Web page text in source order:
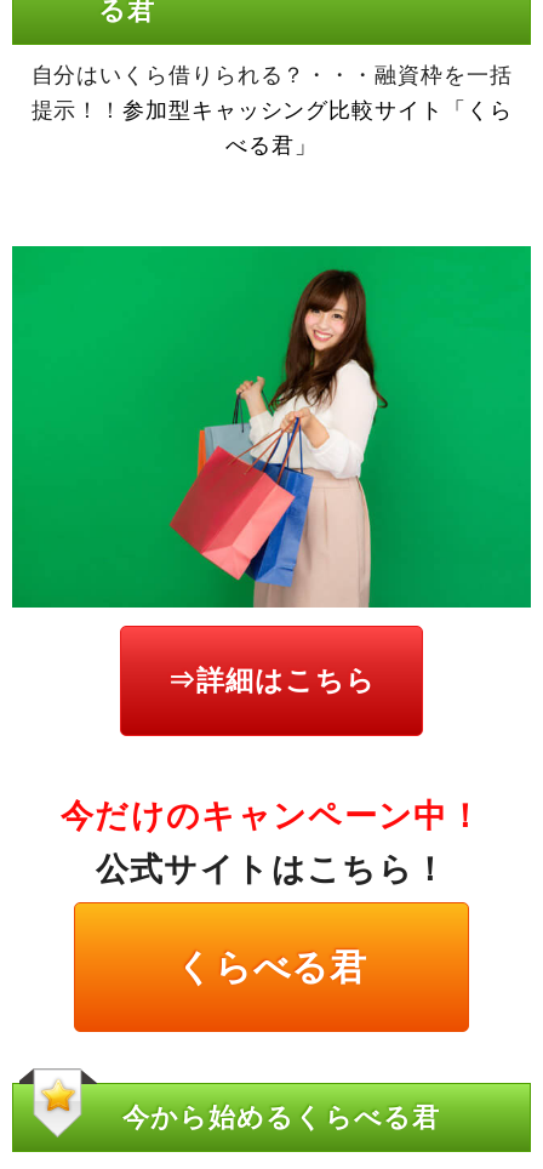
る君
自分はいくら借りられる？・・・融資枠を一括
提示！！参加型キャッシング比較サイト「くら
べる君」
⇒詳細はこちら
今だけのキャンペーン中！
公式サイトはこちら！
くらべる君
今から始めるくらべる君